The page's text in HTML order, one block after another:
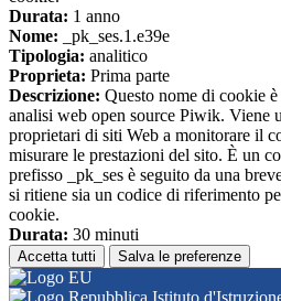
Durata: 1 anno
Nome: _pk_ses.1.e39e
Tipologia: analitico
Proprieta: Prima parte
Descrizione: Questo nome di cookie
analisi web open source Piwik. Viene
proprietari di siti Web a monitorare il
misurare le prestazioni del sito. È un
prefisso _pk_ses è seguito da una
si ritiene sia un codice di riferimento
cookie.
Durata: 30 minuti
Accetta tutti Salva le preferenze